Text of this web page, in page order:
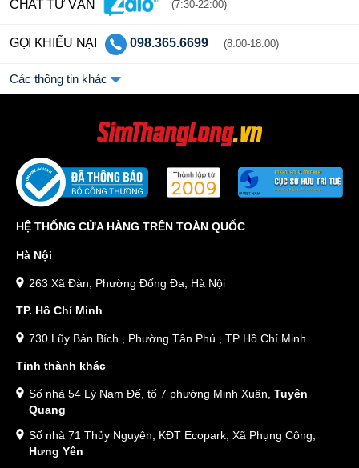
CHAT TƯ VẤN (7:30-22:00)
GỌI KHIẾU NẠI 098.365.6699 (8:00-18:00)
Các thông tin khác
HỆ THỐNG CỬA HÀNG TRÊN TOÀN QUỐC
Hà Nội
263 Xã Đàn, Phường Đống Đa, Hà Nội
TP. Hồ Chí Minh
730 Lũy Bán Bích , Phường Tân Phú , TP Hồ Chí Minh
Tỉnh thành khác
Số nhà 54 Lý Nam Đế, tổ 7 phường Minh Xuân, Tuyên
Quang
Số nhà 71 Thủy Nguyên, KĐT Ecopark, Xã Phụng Công,
Hưng Yên